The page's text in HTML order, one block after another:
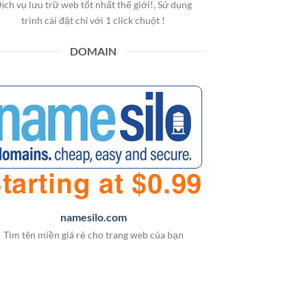
vụ lưu trữ web tốt nhất thế giới!, Sử dụng
trình cài đặt chỉ với 1 click chuột !
DOMAIN
namesilo.com
Tìm tên miền giá rẻ cho trang web của bạn